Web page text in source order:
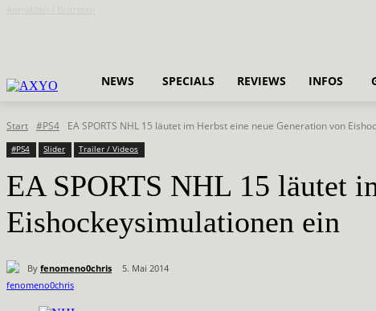
NEWS SPECIALS REVIEWS INFOS
Start #PS4 EA SPORTS NHL 15 läutet im Herbst eine neue Generation von
#PS4 Slider Trailer / Videos
EA SPORTS NHL 15 läutet
Eishockeysimulationen ein
By fenomeno0chris 5. Mai 2014